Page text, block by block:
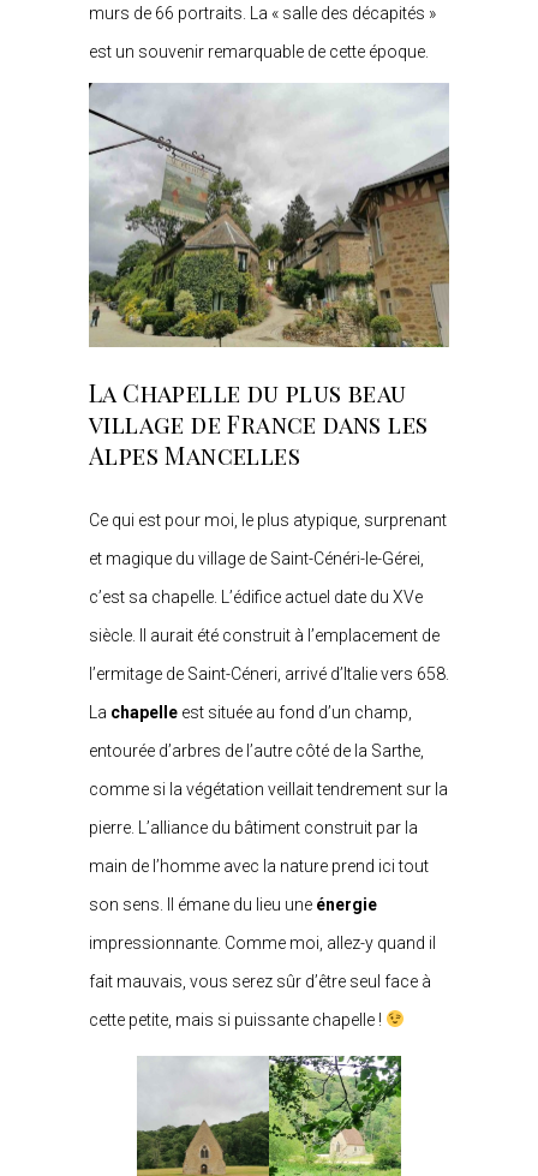
murs de 66 portraits. La « salle des décapités »
est un souvenir remarquable de cette époque.
La Chapelle du plus beau
village de France dans les
Alpes Mancelles
Ce qui est pour moi, le plus atypique, surprenant
et magique du village de Saint-Cénéri-le-Gérei,
c’est sa chapelle. L’édifice actuel date du XVe
siècle. Il aurait été construit à l’emplacement de
l’ermitage de Saint-Céneri, arrivé d’Italie vers 658.
La chapelle est située au fond d’un champ,
entourée d’arbres de l’autre côté de la Sarthe,
comme si la végétation veillait tendrement sur la
pierre. L’alliance du bâtiment construit par la
main de l’homme avec la nature prend ici tout
son sens. Il émane du lieu une énergie
impressionnante. Comme moi, allez-y quand il
fait mauvais, vous serez sûr d’être seul face à
cette petite, mais si puissante chapelle !